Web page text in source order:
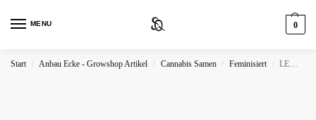
MENU 0
Start / Anbau Ecke - Growshop Artikel / Cannabis Samen / Feminisiert / LEMON OG